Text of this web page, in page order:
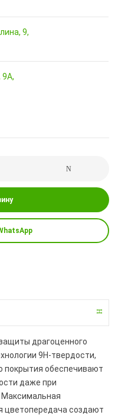
9,
9А,
драгоценного
9H-твердости,
покрытия обеспечивают
даже при
Максимальная
цветопередача создают